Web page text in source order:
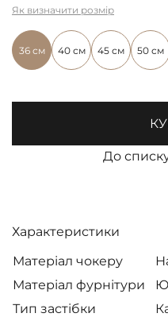
36 см 40 см 45 см 50 см
Як визначити розмір
До
Характеристики
Матеріал чокеру
Матеріал фурнітури
Тип застібки